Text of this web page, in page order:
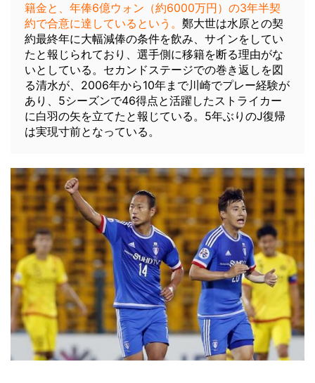
籍金と、年俸6億ウォン（約6000万円）の3年半契
約で合意に達しているという。 鄭大世は水原との契
約最終年に大幅減俸の条件を飲み、サインをしてい
たと報じられており、選手側に移籍を断る理由がな
いとしている。セカンドステージでの巻き返しを図
る清水が、2006年から10年まで川崎でプレー経験が
あり、5シーズンで46得点と活躍したストライカー
に白羽の矢を立てたと報じている。5年ぶりのJ復帰
は実現寸前となっている。